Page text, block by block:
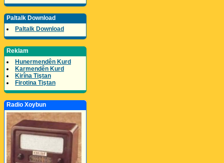
Paltalk Download
Paltalk Download
Reklam
Hunermendên Kurd
Karmendên Kurd
Kirîna Tiştan
Firotina Tiştan
Radio Xoybun